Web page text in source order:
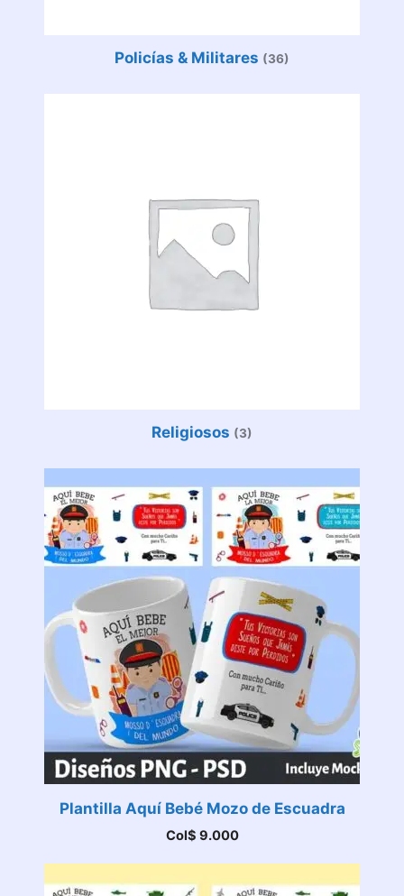
Policías & Militares (36)
Religiosos (3)
Plantilla Aquí Bebé Mozo de Escuadra
Col$ 9.000